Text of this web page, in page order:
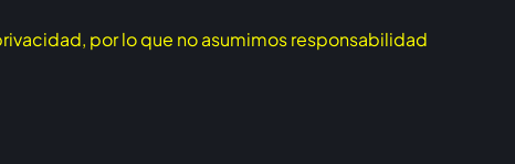
por lo que no asumimos responsabilidad